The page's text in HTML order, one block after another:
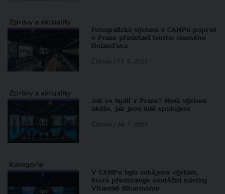
Zprávy a aktuality
Fotografická výstava v CAMPu poprvé
v Praze představí tvorbu slavného
Holanďana
Článek / 11. 5. 2023
Zprávy a aktuality
Jak se bydlí v Praze? Nová výstava
ukáže, jak jsou lidé spokojeni
Článek / 24. 1. 2023
Kategorie
V CAMPu byla zahájena výstava,
která představuje soutěžní návrhy
Vltavské filharmonie